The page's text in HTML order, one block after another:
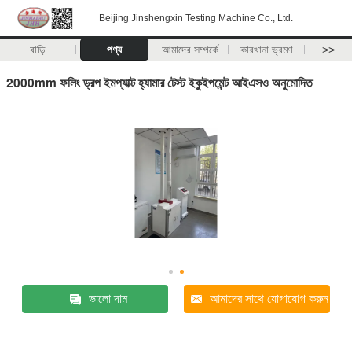
Beijing Jinshengxin Testing Machine Co., Ltd.
বাড়ি পণ্য আমাদের সম্পর্কে কারখানা ভ্রমণ >>
2000mm ফলিং ড্রপ ইমপ্যাক্ট হ্যামার টেস্ট ইকুইপমেন্ট আইএসও অনুমোদিত
ভালো দাম আমাদের সাথে যোগাযোগ করুন